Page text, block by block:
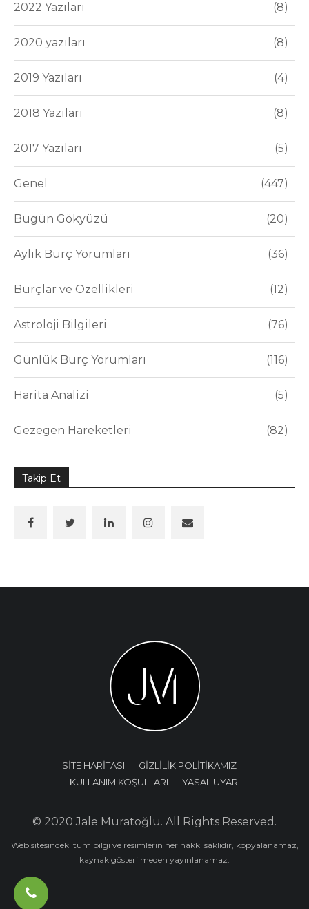
2022 Yazıları 8
2020 yazıları 8
2019 Yazıları 4
2018 Yazıları 8
2017 Yazıları 5
Genel 447
Bugün Gökyüzü 20
Aylık Burç Yorumları 36
Burçlar ve Özellikleri 12
Astroloji Bilgileri 76
Günlük Burç Yorumları 116
Harita Analizi 5
Gezegen Hareketleri 82
Takip Et
SİTE HARİTASI
GİZLİLİK POLİTİKAMIZ
KULLANIM KOŞULLARI
YASAL UYARI
© 2020 Jale Muratoğlu. All Rights Reserved.
Web sitesindeki tüm bilgi ve resimlerin her hakkı saklıdır, kopyalanamaz,
kaynak gösterilmeden yayınlanamaz.